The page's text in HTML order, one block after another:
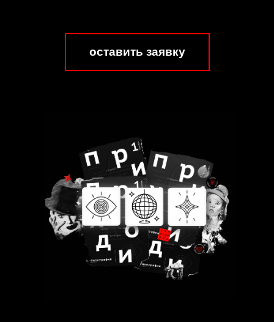
оставить заявку